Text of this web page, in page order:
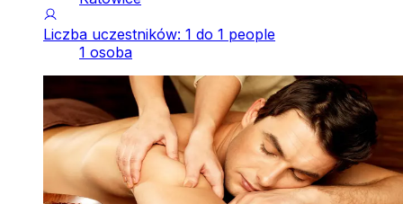
Liczba uczestników: 1 do 1 people
1 osoba